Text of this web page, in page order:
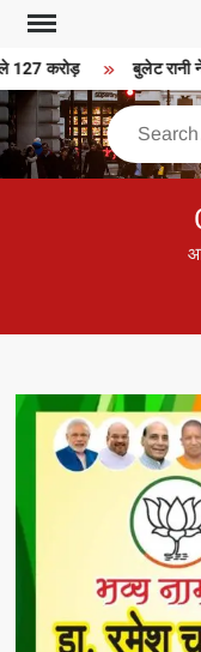
Skip
content
127 करोड़ बुलेट रानी
Search